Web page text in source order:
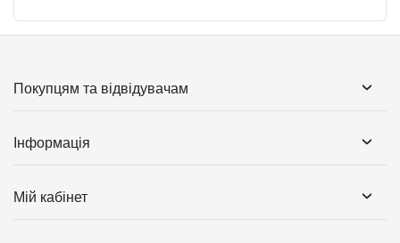
Покупцям та відвідувачам
Інформація
Мій кабінет